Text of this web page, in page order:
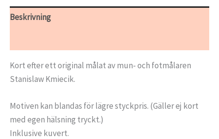
Beskrivning
Kort efter ett original målat av mun- och fotmålaren
Stanislaw Kmiecik.
Motiven kan blandas för lägre styckpris. (Gäller ej kort
med egen hälsning tryckt.)
Inklusive kuvert.